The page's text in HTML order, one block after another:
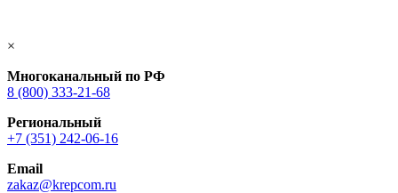
×
Многоканальный по РФ
8 (800) 333‑21-68
Региональный
+7 (351) 242-06-16
Email
zakaz@krepcom.ru